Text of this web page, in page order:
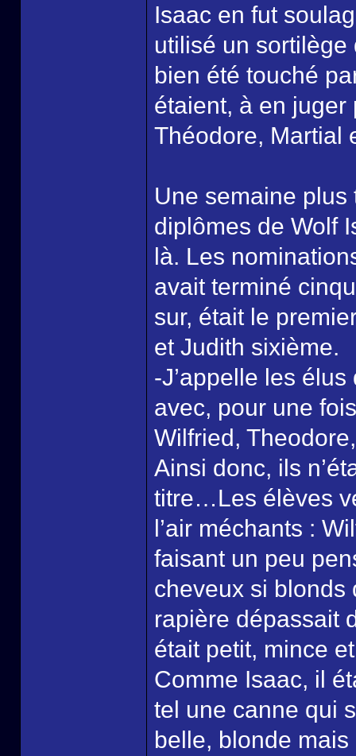
Isaac en fut
utilisé un
bien été touché
étaient, à en juger
Théodore, Martial
Une semaine
diplômes de Wolf
là. Les
avait terminé
sur, était le
et Judith sixième.
-J’appelle les
avec, pour une
Wilfried,
Ainsi donc, ils
titre…Les élèves
l’air méchants :
faisant un peu
cheveux si blonds
rapière dépassait
était petit, mince
Comme Isaac, il
tel une canne qui
belle, blonde